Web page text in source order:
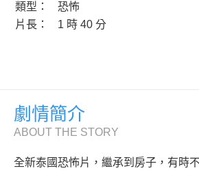
類型：
恐怖
片長：
1 時 40 分
劇情簡介
ABOUT THE STORY
全新泰國恐怖片，繼承到房子，有時